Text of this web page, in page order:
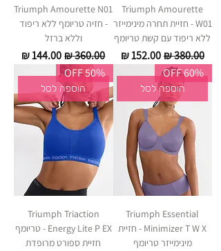
Triumph Amourette
W01 - חזיית תחרה מינימייזר
ללא ריפוד עם קשת טריומף
מחיר רגיל‏380.00 ‏₪ מחיר מבצע‏152.00 ‏₪
Triumph Amourette N01
- חזיה טריומף ללא ריפוד
וללא ברזל
מחיר רגיל‏360.00 ‏₪ מחיר מבצע
הוספה לסל
60% OFF
Triumph Essential
Minimizer T W X - חזיית
מינימייזר טריומף
הוספה לסל
50% OFF
Triumph Triaction
Energy Lite P EX - טריומף
חזיית ספורט מרופדת